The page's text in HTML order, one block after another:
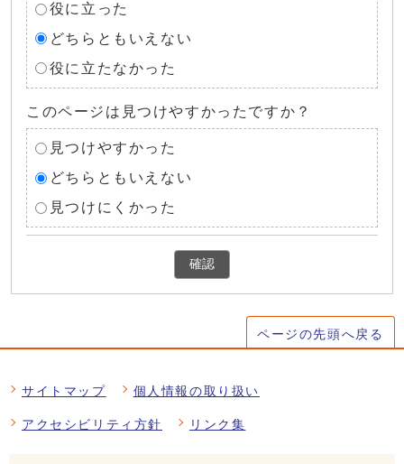
役に立った
どちらともいえない
役に立たなかった
このページは見つけやすかったですか？
見つけやすかった
どちらともいえない
見つけにくかった
確認
ページの先頭へ戻る
サイトマップ 個人情報の取り扱い
アクセシビリティ方針 リンク集